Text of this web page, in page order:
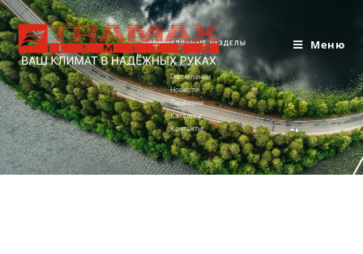
Меню
ПОПУЛЯРНЫЕ РАЗДЕЛЫ
Главная
О компании
Новости
Лицензии
Каталоги
Контакты